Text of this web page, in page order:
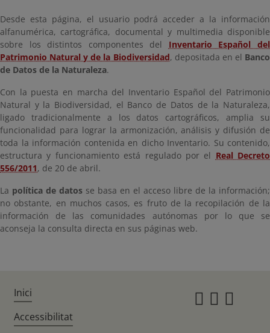
Desde esta página, el usuario podrá acceder a la información
alfanumérica, cartográfica, documental y multimedia disponible
sobre los distintos componentes del Inventario Español del
Patrimonio Natural y de la Biodiversidad, depositada en el Banco
de Datos de la Naturaleza.
Con la puesta en marcha del Inventario Español del Patrimonio
Natural y la Biodiversidad, el Banco de Datos de la Naturaleza,
ligado tradicionalmente a los datos cartográficos, amplia su
funcionalidad para lograr la armonización, análisis y difusión de
toda la información contenida en dicho Inventario. Su contenido,
estructura y funcionamiento está regulado por el Real Decreto
556/2011, de 20 de abril.
La política de datos se basa en el acceso libre de la información;
no obstante, en muchos casos, es fruto de la recopilación de la
información de las comunidades autónomas por lo que se
aconseja la consulta directa en sus páginas web.
Inici
Accessibilitat